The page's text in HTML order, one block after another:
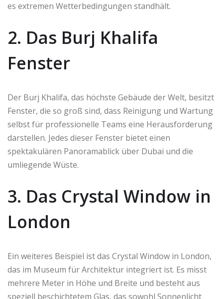
es extremen Wetterbedingungen standhält.
2. Das Burj Khalifa
Fenster
Der Burj Khalifa, das höchste Gebäude der Welt, besitzt
Fenster, die so groß sind, dass Reinigung und Wartung
selbst für professionelle Teams eine Herausforderung
darstellen. Jedes dieser Fenster bietet einen
spektakulären Panoramablick über Dubai und die
umliegende Wüste.
3. Das Crystal Window in
London
Ein weiteres Beispiel ist das Crystal Window in London,
das im Museum für Architektur integriert ist. Es misst
mehrere Meter in Höhe und Breite und besteht aus
speziell beschichtetem Glas, das sowohl Sonnenlicht